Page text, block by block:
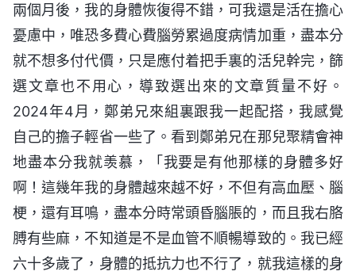
兩個月後，我的身體恢復得不錯，可我還是活在擔心
憂慮中，唯恐多費心費腦勞累過度病情加重，盡本分
就不想多付代價，只是應付着把手裏的活兒幹完，篩
選文章也不用心，導致選出來的文章質量不好。
2024年4月，鄭弟兄來組裏跟我一起配搭，我感覺
自己的擔子輕省一些了。看到鄭弟兄在那兒聚精會神
地盡本分我就羡慕，「我要是有他那樣的身體多好
啊！這幾年我的身體越來越不好，不但有高血壓、腦
梗，還有耳鳴，盡本分時常頭昏腦脹的，而且我右胳
膊有些麻，不知道是不是血管不順暢導致的。我已經
六十多歲了，身體的抵抗力也不行了，就我這樣的身